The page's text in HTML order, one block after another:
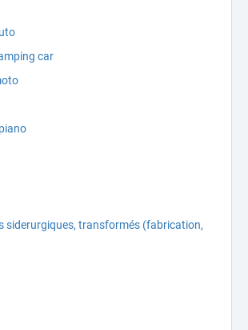
car
siderurgiques, transformés (fabrication,